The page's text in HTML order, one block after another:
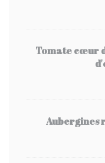
Tomate cœur
Aubergines